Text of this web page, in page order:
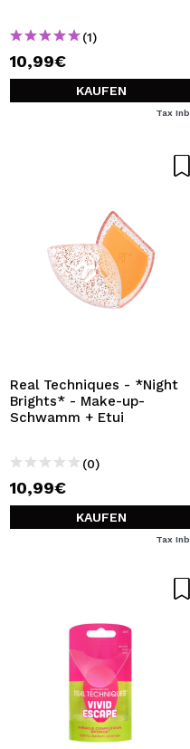
(1)
10,99€
KAUFEN
Tax Inb.
Real Techniques - *Night
Brights* - Make-up-
Schwamm + Etui
(0)
10,99€
KAUFEN
Tax Inb.